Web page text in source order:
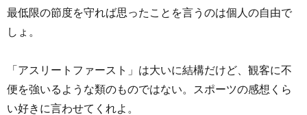
最低限の節度を守れば思ったことを言うのは個人の自由で
しょ。
「アスリートファースト」は大いに結構だけど、観客に不
便を強いるような類のものではない。スポーツの感想くら
い好きに言わせてくれよ。